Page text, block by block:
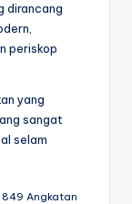
dirancang
periskop
yang
sangat
selam
849 Angkatan